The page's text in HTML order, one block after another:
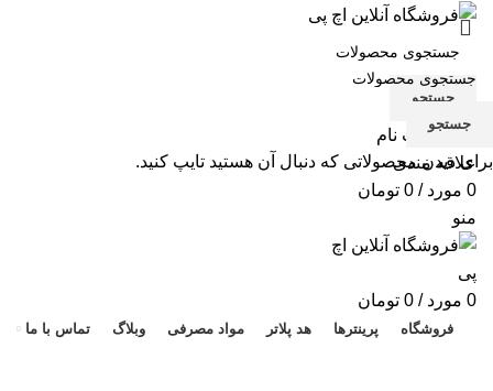
جستجو
ورود / ثبت نام
علاقه مندی
0 مورد /
0 تومان
منو
0 مورد /
0 تومان
فروشگاه پرینترها هد پلاتر مواد مصرفی وبلاگ تماس با ما
جستجو
برای دیدن محصولاتی که دنبال آن هستید تایپ کنید.